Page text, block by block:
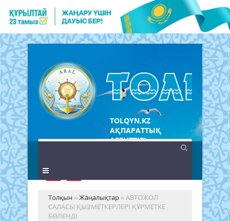
TOLQYN.KZ
АҚПАРАТТЫҚ
АГЕНТТІГІ
Толқын »Жаңалықтар » АВТОЖОЛ
САЛАСЫ ҚЫЗМЕТКЕРЛЕРІ ҚҰРМЕТКЕ
БӨЛЕНДІ